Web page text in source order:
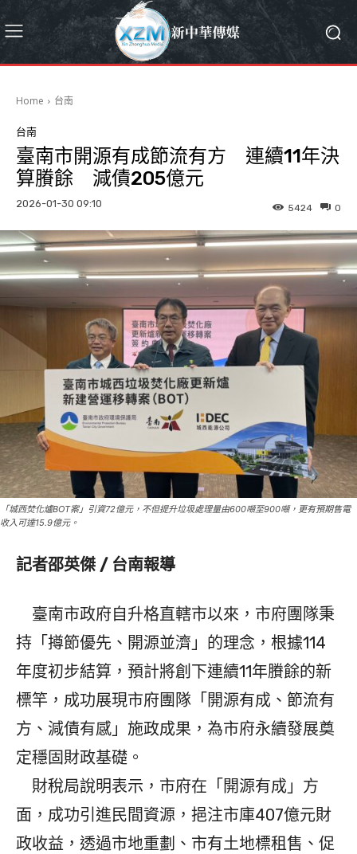
Home 台南
台南
臺南市開源有成節流有方 連續11年決
算賸餘 減債205億元
2026-01-30 09:10 0
5424
「城西焚化爐BOT案」引資72億元，不但提升垃圾處理量由600噸至900噸，更有預期售電
收入可達15.9億元。
記者邵英傑 / 台南報導
臺南市政府自升格直轄市以來，市府團隊秉
持「撙節優先、開源並濟」的理念，根據114
年度初步結算，預計將創下連續11年賸餘的新
標竿，成功展現市府團隊「開源有成、節流有
方、減債有感」施政成果，為市府永續發展奠
定穩固財政基礎。
財稅局說明表示，市府在「開源有成」方
面，成功引進民間資源，挹注市庫407億元財
政收益，透過市地重劃、市有土地標租售、促